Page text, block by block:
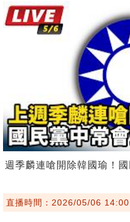
週季麟連嗆開除韓國瑜！
直播時間：2026/05/06 14:00